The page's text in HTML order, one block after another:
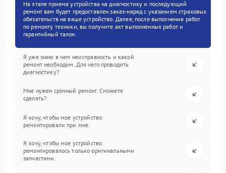
На этапе приема устройства на диагностику и последующий
ремонт вам будет предоставлен заказ-наряд с указанием страховых
обязательств на ваше устройство. Далее, после выполнения работ
по ремонту техники, вы получите акт выполненных работ и
гарантийный талон.
Я уже знаю в чем неисправность и какой
ремонт необходим. Для чего проводить
диагностику?
Мне нужен срочный ремонт. Сможете
сделать?
Я хочу, чтобы мое устройство
ремонтировали при мне.
Я хочу, чтобы мое устройство
ремонтировалось только оригинальными
запчастями.